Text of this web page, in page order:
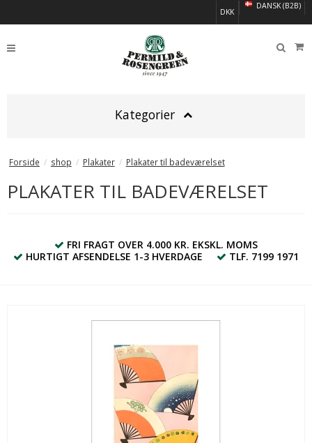
DANSK (B2B)
DKK
Kategorier
Forside / shop / Plakater / Plakater til badeværelset
PLAKATER TIL BADEVÆRELSET
FRI FRAGT OVER 4.000 KR. EKSKL. MOMS
HURTIGT AFSENDELSE 1-3 HVERDAGE
TLF. 7199 1971